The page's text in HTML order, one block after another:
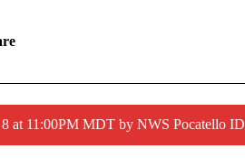
at 11:00PM MDT by NWS Pocatello ID